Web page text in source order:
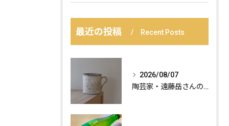
最近の投稿 Recent Posts
2026/08/07
陶芸家・遠藤岳さんの作品が届きました。